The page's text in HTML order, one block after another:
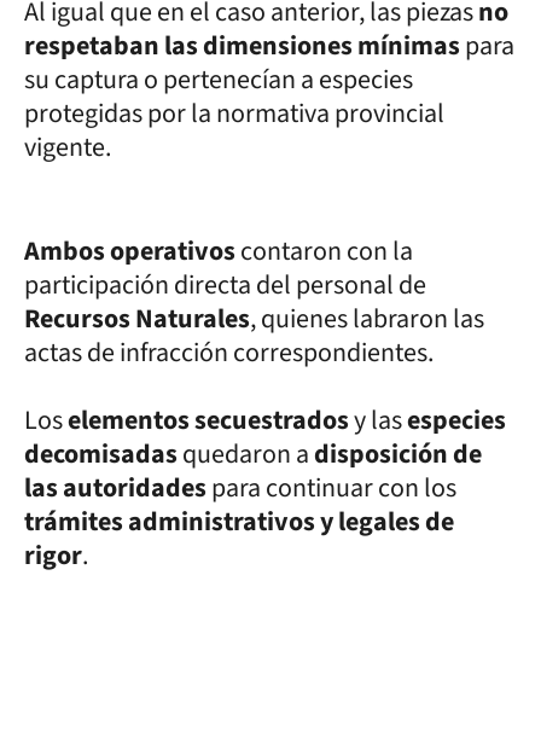
Al igual que en el caso anterior, las piezasno
respetaban las dimensiones mínimaspara
su captura o pertenecían a especies
protegidas por la normativa provincial
vigente.
Ambos operativoscontaron con la
participación directa del personal de
Recursos Naturales, quienes labraron las
actas de infracción correspondientes.
Loselementos secuestradosy lasespecies
decomisadasquedaron adisposición de
las autoridadespara continuar con los
trámites administrativos y legales de
rigor.